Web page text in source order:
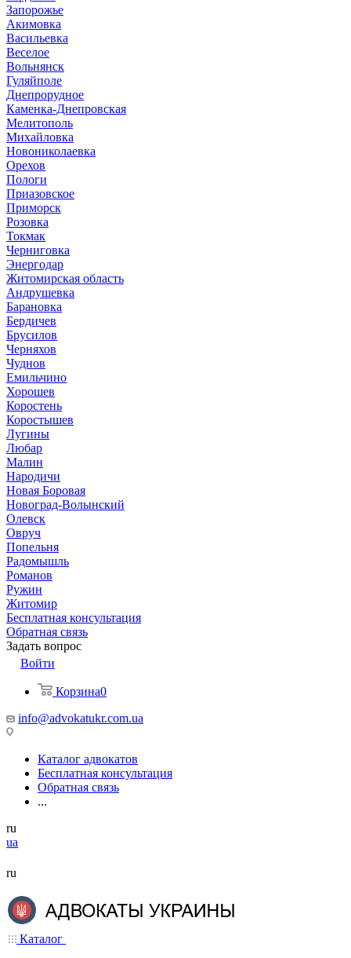
Запорожье
Акимовка
Васильевка
Веселое
Вольнянск
Гуляйполе
Днепрорудное
Каменка-Днепровская
Мелитополь
Михайловка
Новониколаевка
Орехов
Пологи
Приазовское
Приморск
Розовка
Токмак
Черниговка
Энергодар
Житомирская область
Андрушевка
Барановка
Бердичев
Брусилов
Черняхов
Чуднов
Емильчино
Хорошев
Коростень
Коростышев
Лугины
Любар
Малин
Народичи
Новая Боровая
Новоград-Волынский
Олевск
Овруч
Попельня
Радомышль
Романов
Ружин
Житомир
Бесплатная консультация
Обратная связь
Задать вопрос
Войти
Корзина0
info@advokatukr.com.ua
Каталог адвокатов
Бесплатная консультация
Обратная связь
...
ru
ua
ru
Каталог